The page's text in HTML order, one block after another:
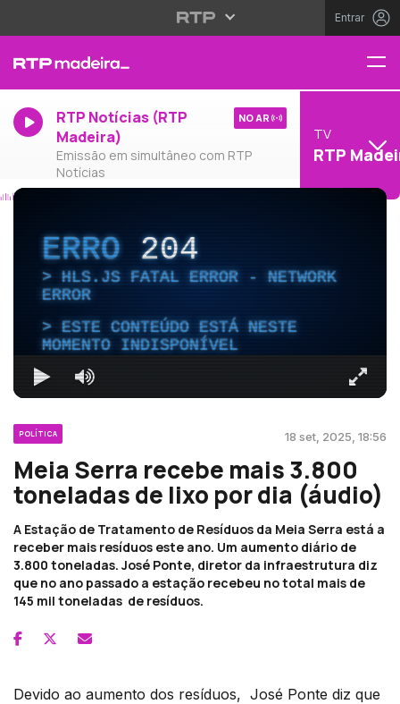
Entrar
RTP Notícias (RTP
Madeira)
Emissão em simultâneo com RTP
Notícias
NO AR
TV
RTP
ERRO204
HLS.JS FATAL ERROR - NETWORK
ERROR
ESTE CONTEÚDO ESTÁ NESTE
MOMENTO INDISPONÍVEL
POLÍTICA 18 set, 2025, 18:56
Meia Serra recebe mais 3.800
toneladas de lixo por dia (áudio)
A Estação de Tratamento de Resíduos da Meia Serra está a
receber mais resíduos este ano. Um aumento diário de
3.800 toneladas. José Ponte, diretor da infraestrutura diz
que no ano passado a estação recebeu no total mais de
145 mil toneladas de resíduos.
Devido ao aumento dos resíduos, José Ponte diz que